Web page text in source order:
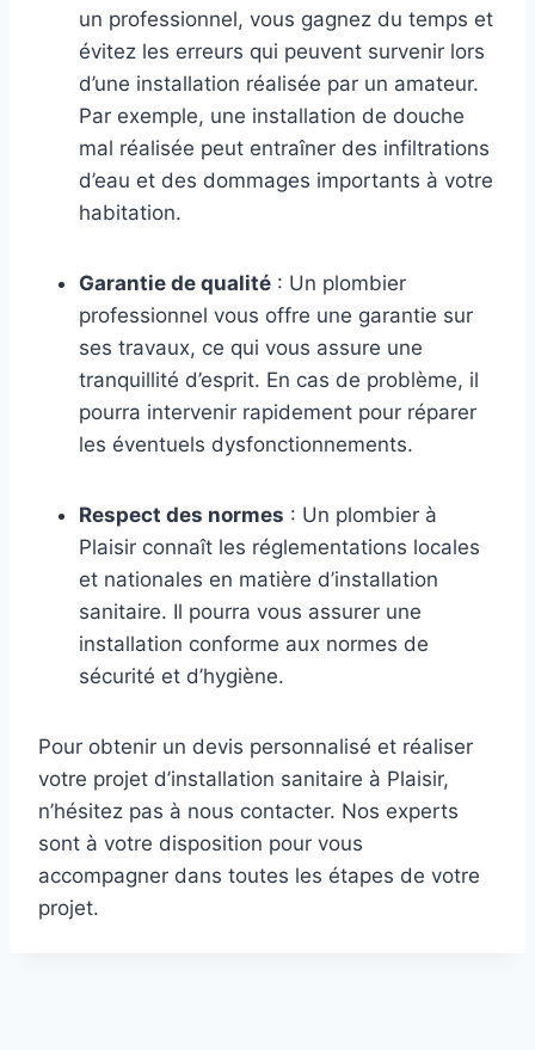
un professionnel, vous gagnez du temps et
évitez les erreurs qui peuvent survenir lors
d’une installation réalisée par un amateur.
Par exemple, une installation de douche
mal réalisée peut entraîner des infiltrations
d’eau et des dommages importants à votre
habitation.
Garantie de qualité : Un plombier
professionnel vous offre une garantie sur
ses travaux, ce qui vous assure une
tranquillité d’esprit. En cas de problème, il
pourra intervenir rapidement pour réparer
les éventuels dysfonctionnements.
Respect des normes : Un plombier à
Plaisir connaît les réglementations locales
et nationales en matière d’installation
sanitaire. Il pourra vous assurer une
installation conforme aux normes de
sécurité et d’hygiène.
Pour obtenir un devis personnalisé et réaliser
votre projet d’installation sanitaire à Plaisir,
n’hésitez pas à nous contacter. Nos experts
sont à votre disposition pour vous
accompagner dans toutes les étapes de votre
projet.